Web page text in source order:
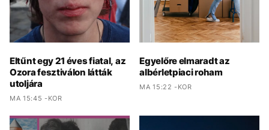
Eltűnt egy 21 éves fiatal, az
Ozora fesztiválon látták
utoljára
MA 15:45 -KOR
Egyelőre elmaradt az
albérletpiaci roham
MA 15:22 -KOR